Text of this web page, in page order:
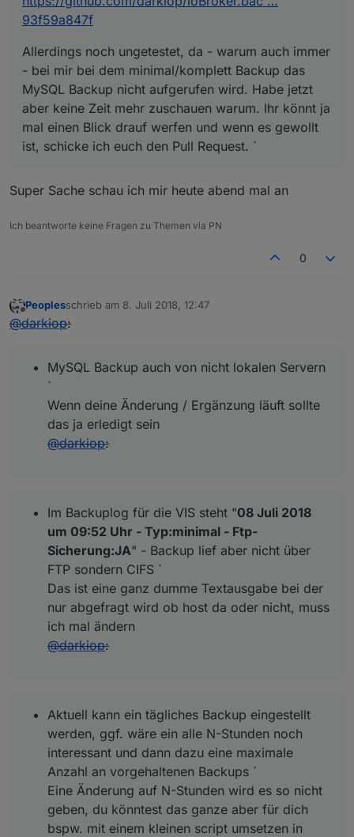
93f59a847f
Allerdings noch ungetestet, da - warum auch immer
- bei mir bei dem minimal/komplett Backup das
MySQL Backup nicht aufgerufen wird. Habe jetzt
aber keine Zeit mehr zuschauen warum. Ihr könnt ja
mal einen Blick drauf werfen und wenn es gewollt
ist, schicke ich euch den Pull Request. `
Super Sache schau ich mir heute abend mal an
Ich beantworte keine Fragen zu Themen via PN
0
Offline
Peoplesschrieb am 8. Juli 2018, 12:47
zuletzt editiert von
@darkiop:
MySQL Backup auch von nicht lokalen Servern
`
Wenn deine Änderung / Ergänzung läuft sollte
das ja erledigt sein
@darkiop:
Im Backuplog für die VIS steht "08 Juli 2018
um 09:52 Uhr - Typ:minimal - Ftp-
Sicherung:JA" - Backup lief aber nicht über
FTP sondern CIFS `
Das ist eine ganz dumme Textausgabe bei der
nur abgefragt wird ob host da oder nicht, muss
ich mal ändern
@darkiop:
Aktuell kann ein tägliches Backup eingestellt
werden, ggf. wäre ein alle N-Stunden noch
interessant und dann dazu eine maximale
Anzahl an vorgehaltenen Backups `
Eine Änderung auf N-Stunden wird es so nicht
geben, du könntest das ganze aber für dich
bspw. mit einem kleinen script umsetzen in